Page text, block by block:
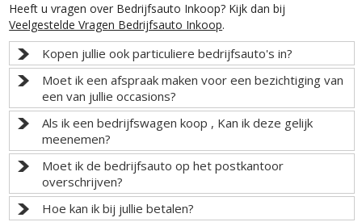
Heeft u vragen over Bedrijfsauto Inkoop? Kijk dan bij
Veelgestelde Vragen Bedrijfsauto Inkoop.
Kopen jullie ook particuliere bedrijfsauto's in?
Moet ik een afspraak maken voor een bezichtiging van
een van jullie occasions?
Als ik een bedrijfswagen koop , Kan ik deze gelijk
meenemen?
Moet ik de bedrijfsauto op het postkantoor
overschrijven?
Hoe kan ik bij jullie betalen?